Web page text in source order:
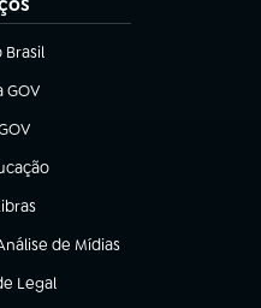
Brasilaba)
GOV
nova aba)
nova aba)
aba)
nova aba)
de Mídias
Legal
aba)